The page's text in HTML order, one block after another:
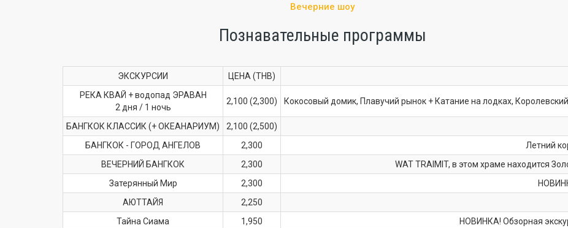
Вечерние шоу
Познавательные программы
ЭКСКУРСИИ
ЦЕНА (THB)
РЕКА КВАЙ + водопад ЭРАВАН
2 дня / 1 ночь
2,100 (2,300) Кокосовый домик, Плавучий рынок + Катание на лодках,
БАНГКОК КЛАССИК (+ ОКЕАНАРИУМ) 2,100 (2,500)
БАНГКОК - ГОРОД АНГЕЛОВ
2,300
Летний
ВЕЧЕРНИЙ БАНГКОК
2,300
WAT TRAIMIT, в этом храме находится
Затерянный Мир
2,300
АЮТТАЙЯ
2,250
Тайна Сиама
1,950 НОВИНКА! Обзорная